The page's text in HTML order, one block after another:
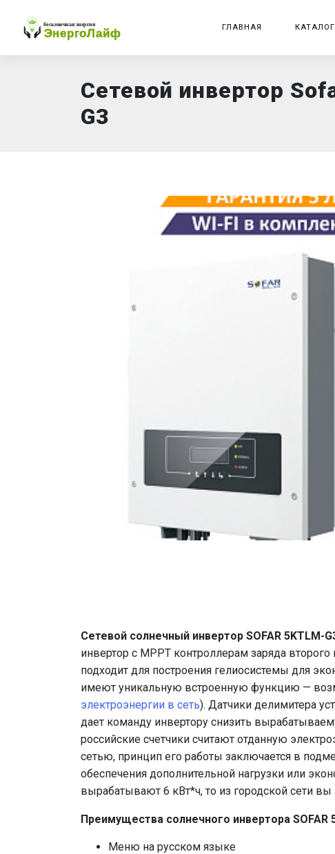
ГЛАВНАЯ КАТАЛОГ
Сетевой инвертор
G3
Сетевой солнечный инвертор SOFAR 5KTLM-
инвертор с MPPT контроллерам заряда
подходит для построения гелиосистемы для
имеют уникальную встроенную функцию —
электроэнергии в сеть). Датчики делимитера
дает команду инвертору снизить
российские счетчики считают отданную
сетью, принцип его работы заключается в
обеспечения дополнительной нагрузки или
вырабатывают 6 кВт*ч, то из городской сети
Преимущества солнечного инвертора SOFAR
Меню на русском языке